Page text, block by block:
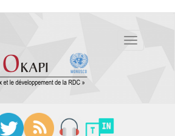
Toggle